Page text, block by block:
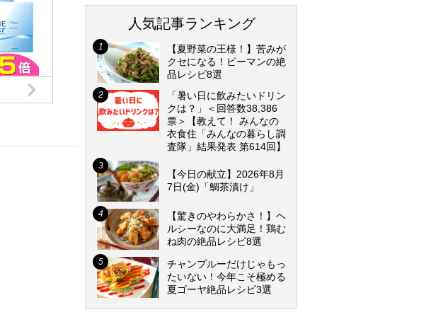
人気記事ランキング
【夏野菜の王様！】苦みが
クセになる！ピーマンの絶
品レシピ8選
「暑い日に飲みたいドリン
クは？」＜回答数38,386
票＞【教えて！ みんなの
衣食住「みんなの暮らし調
査隊」結果発表 第614回】
【今日の献立】2026年8月
7日(金)「鯛茶漬け」
【驚きのやわらかさ！】ヘ
ルシーなのに大満足！鶏む
ね肉の絶品レシピ8選
チャンプルーだけじゃもっ
たいない！今年こそ極める
夏ゴーヤ絶品レシピ3選